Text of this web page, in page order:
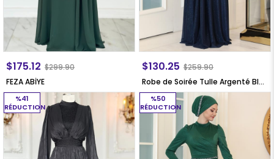
FEZA ABİYE
$175.12 $299.90
Robe de Soirée Tulle Argenté Bleu Marin SN46
$130.25 $259.90
%41
RÉDUCTION
%50
RÉDUCTION